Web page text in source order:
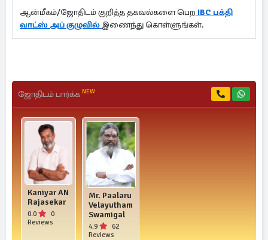
ஆன்மீகம்/ஜோதிடம் குறித்த தகவல்களை பெற IBC பக்தி
வாட்ஸ் அப் குழுவில் இணைந்து கொள்ளுங்கள்.
ஜோதிடம் பார்க்க NEW
Kaniyar AN
Rajasekar
0.0
0
Reviews
Mr. Paalaru
Velayutham
Swamigal
4.9
62
Reviews